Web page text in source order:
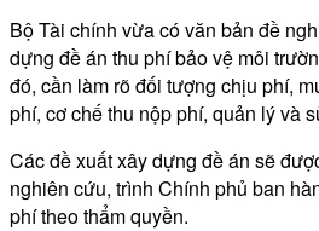
Bộ Tài chính vừa có văn bản đề
dựng đề án thu phí bảo vệ môi
đó, cần làm rõ đối tượng chịu phí,
phí, cơ chế thu nộp phí, quản lý và
Các đề xuất xây dựng đề án sẽ
nghiên cứu, trình Chính phủ ban
phí theo thẩm quyền.